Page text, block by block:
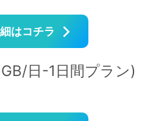
はコチラ
日-1日間プラン)